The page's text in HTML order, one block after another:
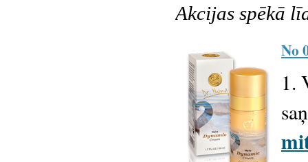
Akcijas spēkā
No
1.